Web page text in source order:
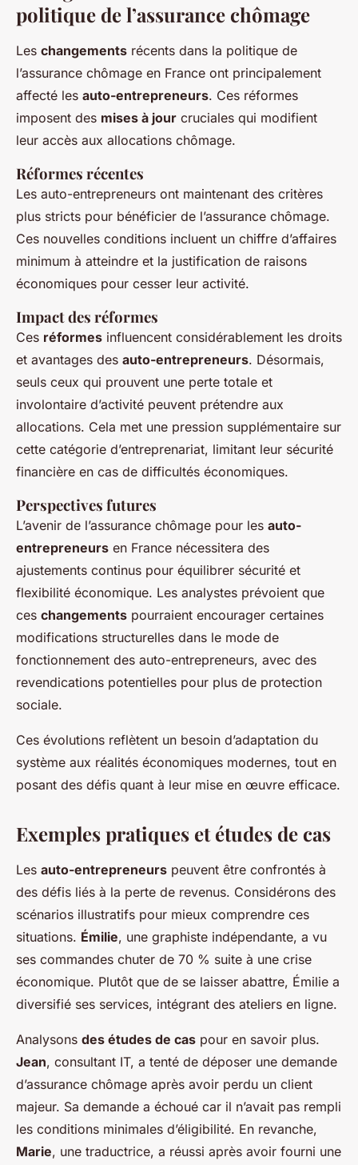
politique de l’assurance chômage
Les changements récents dans la politique de
l’assurance chômage en France ont principalement
affecté les auto-entrepreneurs. Ces réformes
imposent des mises à jour cruciales qui modifient
leur accès aux allocations chômage.
Réformes récentes
Les auto-entrepreneurs ont maintenant des critères
plus stricts pour bénéficier de l’assurance chômage.
Ces nouvelles conditions incluent un chiffre d’affaires
minimum à atteindre et la justification de raisons
économiques pour cesser leur activité.
Impact des réformes
Ces réformes influencent considérablement les droits
et avantages des auto-entrepreneurs. Désormais,
seuls ceux qui prouvent une perte totale et
involontaire d’activité peuvent prétendre aux
allocations. Cela met une pression supplémentaire sur
cette catégorie d’entreprenariat, limitant leur sécurité
financière en cas de difficultés économiques.
Perspectives futures
L’avenir de l’assurance chômage pour les auto-
entrepreneurs en France nécessitera des
ajustements continus pour équilibrer sécurité et
flexibilité économique. Les analystes prévoient que
ces changements pourraient encourager certaines
modifications structurelles dans le mode de
fonctionnement des auto-entrepreneurs, avec des
revendications potentielles pour plus de protection
sociale.
Ces évolutions reflètent un besoin d’adaptation du
système aux réalités économiques modernes, tout en
posant des défis quant à leur mise en œuvre efficace.
Exemples pratiques et études de cas
Les auto-entrepreneurs peuvent être confrontés à
des défis liés à la perte de revenus. Considérons des
scénarios illustratifs pour mieux comprendre ces
situations. Émilie, une graphiste indépendante, a vu
ses commandes chuter de 70 % suite à une crise
économique. Plutôt que de se laisser abattre, Émilie a
diversifié ses services, intégrant des ateliers en ligne.
Analysons des études de cas pour en savoir plus.
Jean, consultant IT, a tenté de déposer une demande
d’assurance chômage après avoir perdu un client
majeur. Sa demande a échoué car il n’avait pas rempli
les conditions minimales d’éligibilité. En revanche,
Marie, une traductrice, a réussi après avoir fourni une